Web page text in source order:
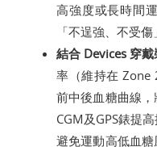
高強度或長時間
「不逞強、不受傷
結合 Devices 穿戴
率（維持在 Zone
前中後血糖曲線
CGM及GPS錶提
避免運動高低血